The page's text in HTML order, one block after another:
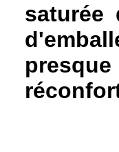
saturée